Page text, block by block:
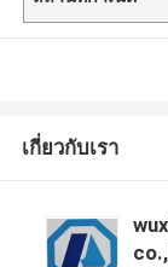
เกี่ยวกับเรา